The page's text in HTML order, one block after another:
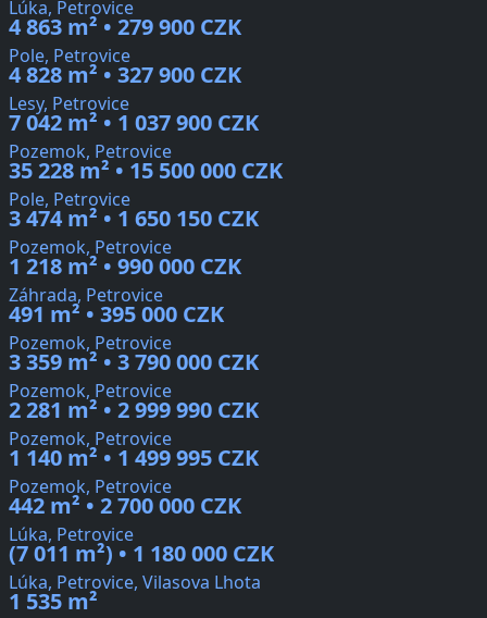
Lúka, Petrovice
4 863 m² • 279 900 CZK
Pole, Petrovice
4 828 m² • 327 900 CZK
Lesy, Petrovice
7 042 m² • 1 037 900 CZK
Pozemok, Petrovice
35 228 m² • 15 500 000 CZK
Pole, Petrovice
3 474 m² • 1 650 150 CZK
Pozemok, Petrovice
1 218 m² • 990 000 CZK
Záhrada, Petrovice
491 m² • 395 000 CZK
Pozemok, Petrovice
3 359 m² • 3 790 000 CZK
Pozemok, Petrovice
2 281 m² • 2 999 990 CZK
Pozemok, Petrovice
1 140 m² • 1 499 995 CZK
Pozemok, Petrovice
442 m² • 2 700 000 CZK
Lúka, Petrovice
(7 011 m²) • 1 180 000 CZK
Lúka, Petrovice, Vilasova Lhota
1 535 m²